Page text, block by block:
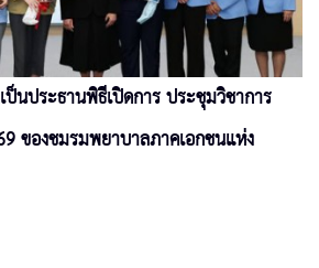
นประธานพิธีเปิดการ ประชุมวิชาการ
ของชมรมพยาบาลภาคเอกชนแห่ง